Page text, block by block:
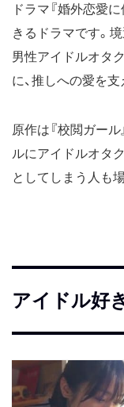
ドラマ『婚外恋愛
きるドラマです。
男性アイドルオタ
に、推しへの愛を
原作は『校閲ガー
ルにアイドルオタ
としてしまう人も
アイドル好